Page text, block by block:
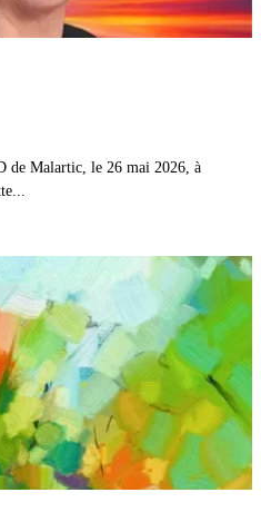
de Malartic, le 26 mai 2026, à